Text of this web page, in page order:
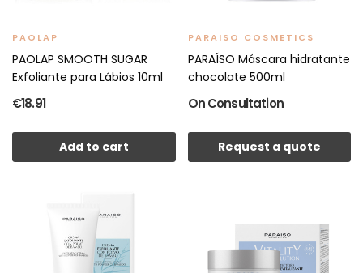
PAOLAP
PAOLAP SMOOTH SUGAR
Exfoliante para Lábios 10ml
€18.91
Add to cart
PARAISO COSMETICS
PARAÍSO Máscara hidratante
chocolate 500ml
On Consultation
Request a quote